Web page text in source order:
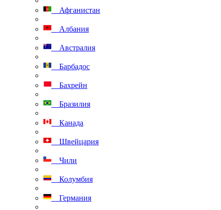
Афганистан
Албания
Австралия
Барбадос
Бахрейн
Бразилия
Канада
Швейцария
Чили
Колумбия
Германия